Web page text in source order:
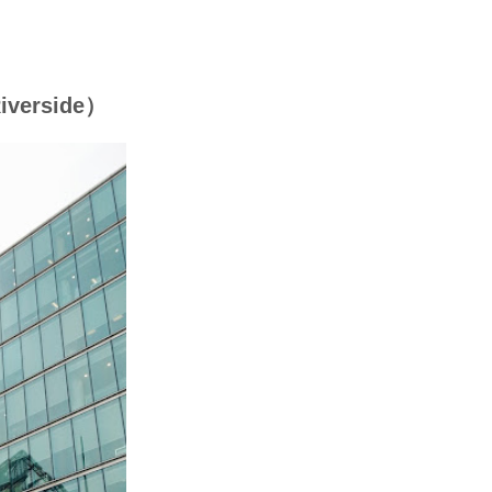
）